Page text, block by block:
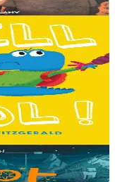
Dinosaorig. Ne fell
avat e vo ur